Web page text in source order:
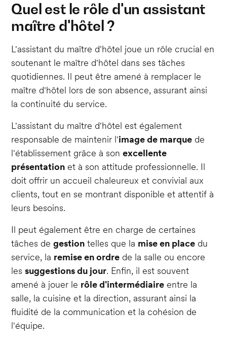
Quel est le rôle d'un assistant
maître d'hôtel ?
L'assistant du maître d'hôtel joue un rôle crucial en
soutenant le maître d'hôtel dans ses tâches
quotidiennes. Il peut être amené à remplacer le
maître d'hôtel lors de son absence, assurant ainsi
la continuité du service.
L'assistant du maître d'hôtel est également
responsable de maintenir l'image de marque de
l'établissement grâce à sonexcellente
présentation et à son attitude professionnelle. Il
doit offrir un accueil chaleureux et convivial aux
clients, tout en se montrant disponible et attentif à
leurs besoins.
Il peut également être en charge de certaines
tâches degestion telles que la mise en place du
service, la remise en ordre de la salle ou encore
lessuggestions du jour. Enfin, il est souvent
amené à jouer le rôle d'intermédiaire entre la
salle, la cuisine et la direction, assurant ainsi la
fluidité de la communication et la cohésion de
l'équipe.